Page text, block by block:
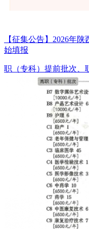
【征集公告】2026年
始填报
职（专科）提前批次、